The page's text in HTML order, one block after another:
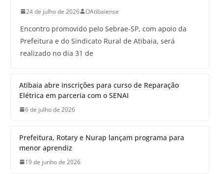
24 de julho de 2026 OAtibaiense
Encontro promovido pelo Sebrae-SP, com apoio da
Prefeitura e do Sindicato Rural de Atibaia, será
realizado no dia 31 de
Atibaia abre inscrições para curso de Reparação
Elétrica em parceria com o SENAI
6 de julho de 2026
Prefeitura, Rotary e Nurap lançam programa para
menor aprendiz
19 de junho de 2026